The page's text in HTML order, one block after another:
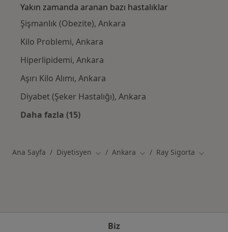
Yakın zamanda aranan bazı hastalıklar
Şişmanlık (Obezite), Ankara
Kilo Problemi, Ankara
Hiperlipidemi, Ankara
Aşırı Kilo Alımı, Ankara
Diyabet (Şeker Hastalığı), Ankara
Daha fazla (15)
Ana Sayfa Diyetisyen Şehir değiştir
Ankara Şehir değiştir
Ray Sigorta Şehir
Biz